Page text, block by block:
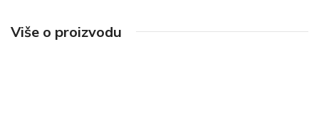
Više o proizvodu